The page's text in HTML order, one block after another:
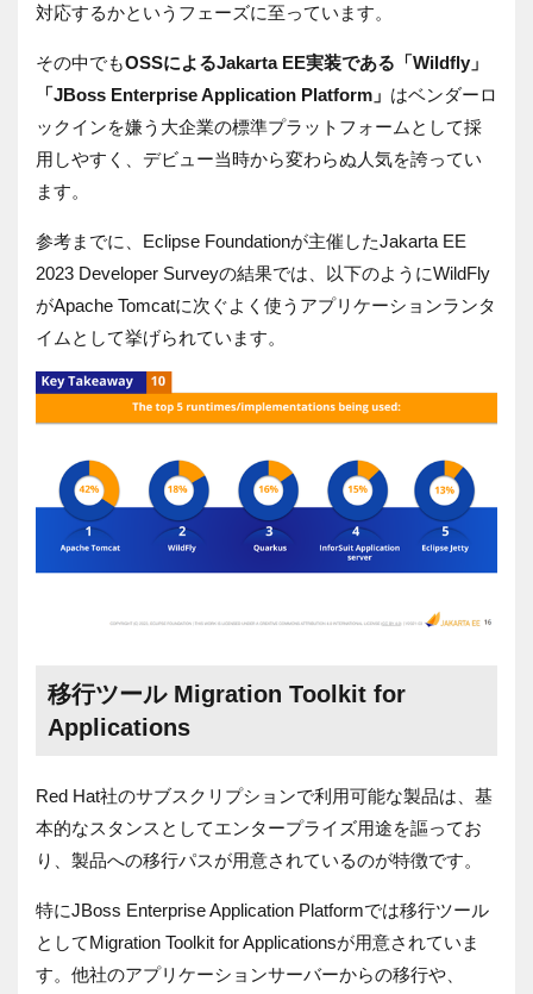
対応するかというフェーズに至っています。
その中でもOSSによるJakarta EE実装である「Wildfly」
「JBoss Enterprise Application Platform」 はベンダーロ
ックインを嫌う大企業の標準プラットフォームとして採
用しやすく、デビュー当時から変わらぬ人気を誇ってい
ます。
参考までに、Eclipse Foundationが主催したJakarta EE
2023 Developer Surveyの結果では、以下のようにWildFly
がApache Tomcatに次ぐよく使うアプリケーションランタ
イムとして挙げられています。
移行ツール Migration Toolkit for
Applications
Red Hat社のサブスクリプションで利用可能な製品は、基
本的なスタンスとしてエンタープライズ用途を謳ってお
り、製品への移行パスが用意されているのが特徴です。
特にJBoss Enterprise Application Platformでは移行ツール
としてMigration Toolkit for Applicationsが用意されていま
す。他社のアプリケーションサーバーからの移行や、